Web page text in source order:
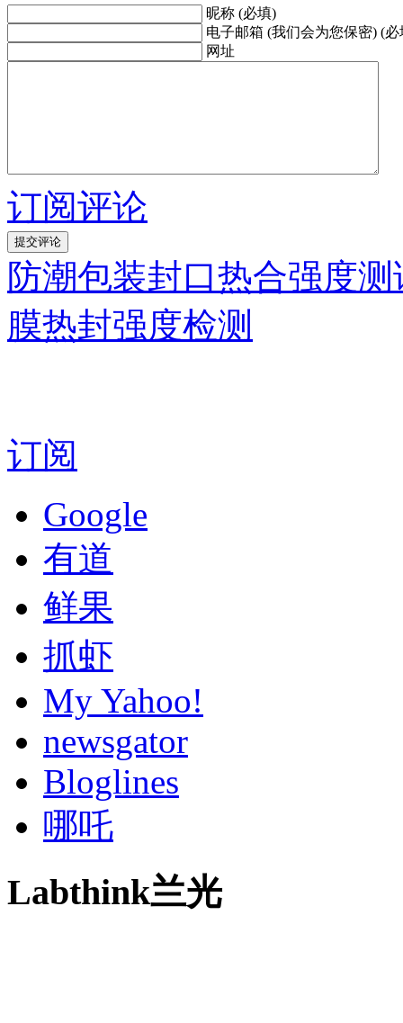
昵称 (必填)
电子邮箱 (我们会为您保密) (必
网址
订阅评论
防潮包装封口热合强度
膜热封强度检测
订阅
Google
有道
鲜果
抓虾
My Yahoo!
newsgator
Bloglines
哪吒
Labthink兰光